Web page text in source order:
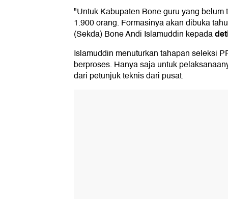
"Untuk Kabupaten Bone guru yang belum
1.900 orang. Formasinya akan dibuka
(Sekda) Bone Andi Islamuddin kepada
Islamuddin menuturkan tahapan seleksi
berproses. Hanya saja untuk
dari petunjuk teknis dari pusat.